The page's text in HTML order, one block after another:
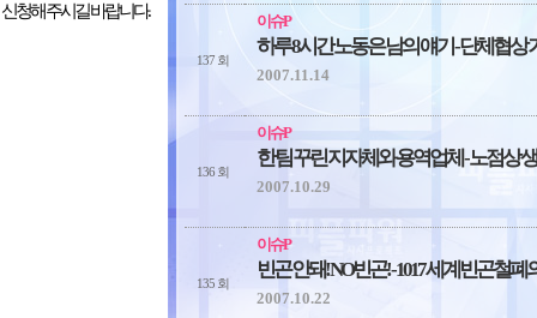
137 회
이슈P
하루 8시간 노동은 남의 얘기 - 단체협상
2007.11.14
136 회
이슈P
한 팀 꾸린 지자체와 용역업체 - 노점상
2007.10.29
135 회
이슈P
빈곤 안돼! NO빈곤! - 1017 세계빈곤철폐
2007.10.22
신청해 주시길 바랍니다.